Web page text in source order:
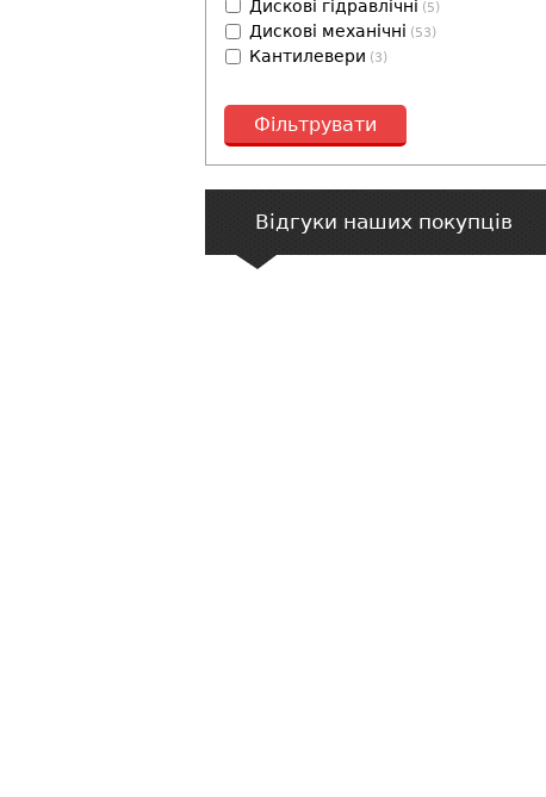
Дискові гідравлічні (5)
Дискові механічні (53)
Кантилевери (3)
Фільтрувати
Відгуки наших покупців